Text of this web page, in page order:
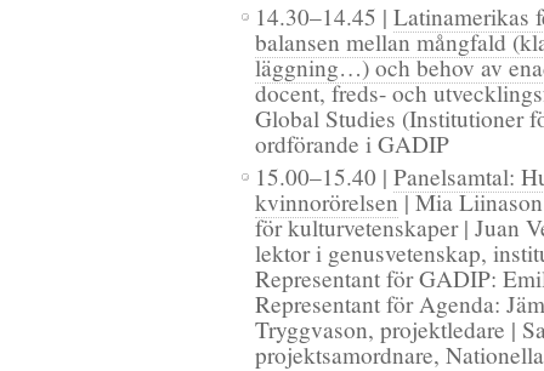
14.30–14.45 | Latinamerikas
balansen mellan mångfald
läggning…) och behov av
docent, freds- och
Global Studies (Institutioner
ordförande i GADIP
15.00–15.40 | Panelsamtal:
kvinnorörelsen| Mia
för kulturvetenskaper | Juan
lektor i genusvetenskap,
Representant för GADIP:
Representant för Agenda:
Tryggvason, projektledare |
projektsamordnare,